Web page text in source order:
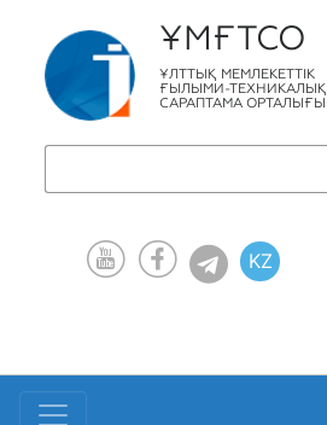
ҰМҒТСО
ҰЛТТЫҚ МЕМЛЕКЕТТІК
ҒЫЛЫМИ-ТЕХНИКАЛЫҚ
САРАПТАМА ОРТАЛЫҒЫ
KZ